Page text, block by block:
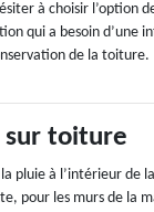
à choisir l’option
qui a besoin d’une
de la toiture.
sur toiture
pluie à l’intérieur de
pour les murs de la